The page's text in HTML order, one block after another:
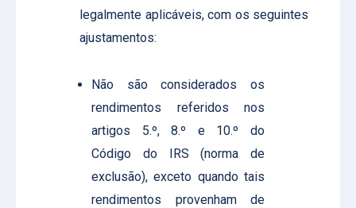
legalmente aplicáveis, com os seguintes
ajustamentos:
Não são considerados os
rendimentos referidos nos
artigos 5.º, 8.º e 10.º do
Código do IRS (norma de
exclusão), exceto quando tais
rendimentos provenham de